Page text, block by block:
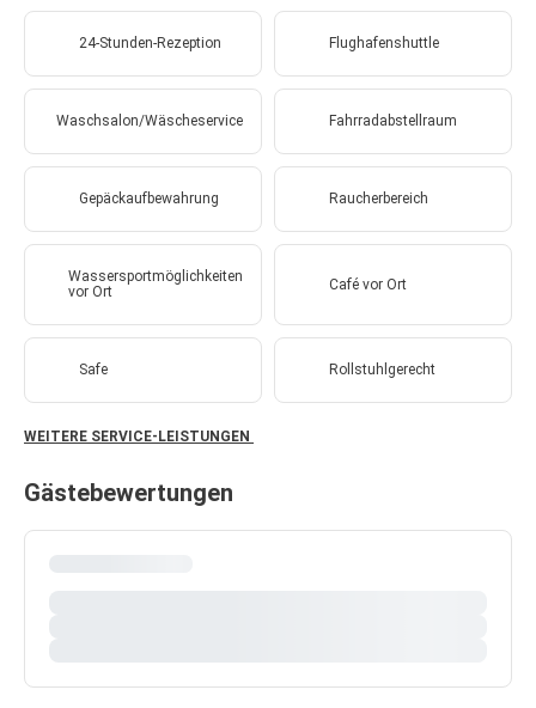
24-Stunden-Rezeption Flughafenshuttle
Waschsalon/Wäscheservice Fahrradabstellraum
Gepäckaufbewahrung Raucherbereich
Wassersportmöglichkeiten
vor Ort
Café vor Ort
Safe Rollstuhlgerecht
WEITERE SERVICE-LEISTUNGEN
Gästebewertungen